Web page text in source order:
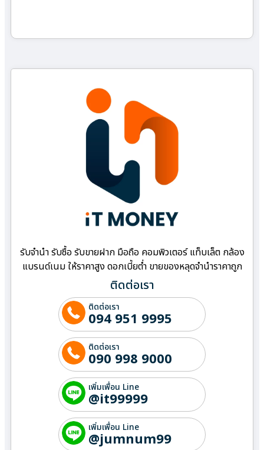
รับจำนำ รับซื้อ รับขายฝาก มือถือ คอมพิวเตอร์ แท็บเล็ต กล้อง
แบรนด์เนม ให้ราคาสูง ดอกเบี้ยต่ำ ขายของหลุดจำนำราคาถูก
ติดต่อเรา
ติดต่อเรา
094 951 9995
ติดต่อเรา
090 998 9000
เพิ่มเพื่อน Line
@it99999
เพิ่มเพื่อน Line
@jumnum99